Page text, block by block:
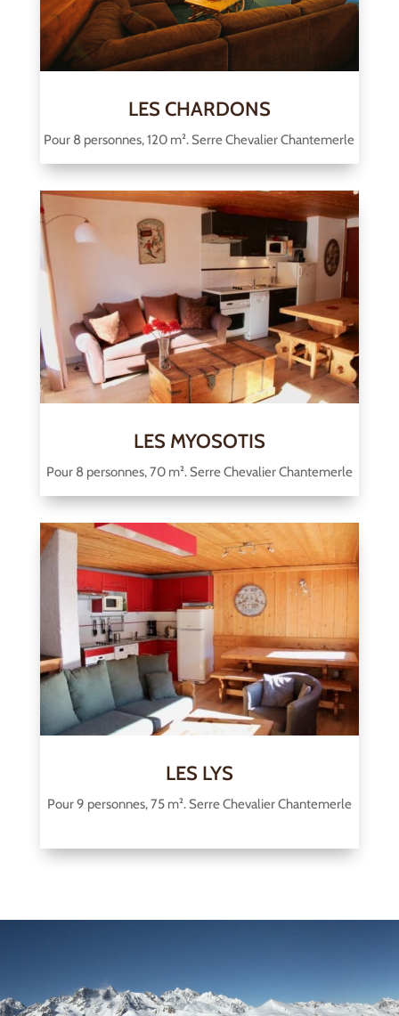
LES CHARDONS
Pour 8 personnes, 120 m². Serre Chevalier Chantemerle
LES MYOSOTIS
Pour 8 personnes, 70 m². Serre Chevalier Chantemerle
LES LYS
Pour 9 personnes, 75 m². Serre Chevalier Chantemerle